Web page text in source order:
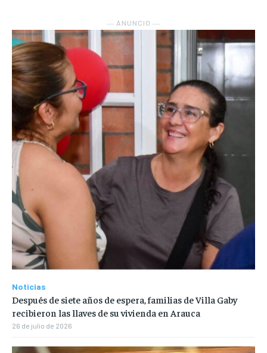
― ANUNCIO ―
Noticias
Después de siete años de espera, familias de Villa Gaby
recibieron las llaves de su vivienda en Arauca
26 de julio de 2026